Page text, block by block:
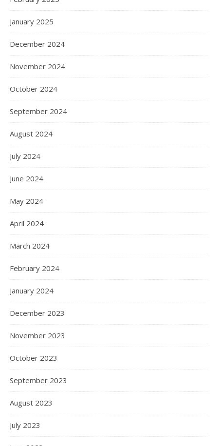
January 2025
December 2024
November 2024
October 2024
September 2024
August 2024
July 2024
June 2024
May 2024
April 2024
March 2024
February 2024
January 2024
December 2023
November 2023
October 2023
September 2023
August 2023
July 2023